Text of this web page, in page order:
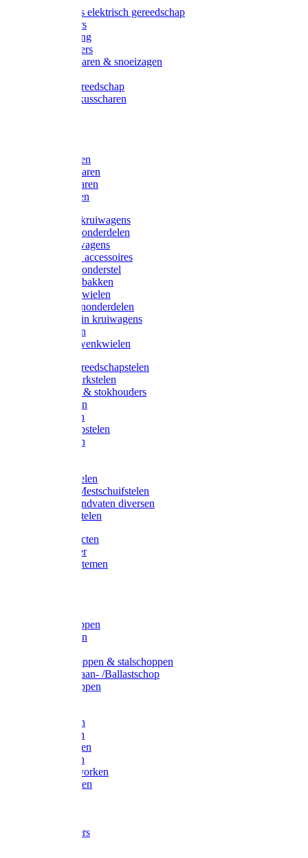
Accessoires elektrisch gereedschap
Grasmaaiers
Tuinreiniging
Robotmaaiers
Heggenscharen & snoeizagen
Klussen gereedschap
Gras & buxusscharen
Snoeischaren
Heggenscharen
Takkenscharen
Snoeimessen
Landbouwkruiwagens
Kruiwagenonderdelen
Bouwkruiwagens
Kruiwagen accessoires
Kruiwagenonderstel
Kruiwagenbakken
Kruiwagenwielen
Steekwagenonderdelen
Huis en Tuin kruiwagens
Steekwagen
Bok- en Zwenkwielen
Overige gereedschapstelen
Bezem-/Harkstelen
Handvaten & stokhouders
Hamerstelen
Spadestelen
Graanschopstelen
Schopstelen
Gardena stelen
Sneeuw- /Mestschuifstelen
Stelen / Handvaten diversen
Telescoopstelen
Tuin producten
Fruitplukker
Ophangsystemen
Betonschoppen
Schepbatsen
Ballastschoppen & stalschoppen
Slijtsrip Graan- /Ballastschop
Graanschoppen
Hooivorken
Mestvorken
Bietenvorken
Maisvorken
Aardappelvorken
Vijgenvorken
Tuinkrabbers